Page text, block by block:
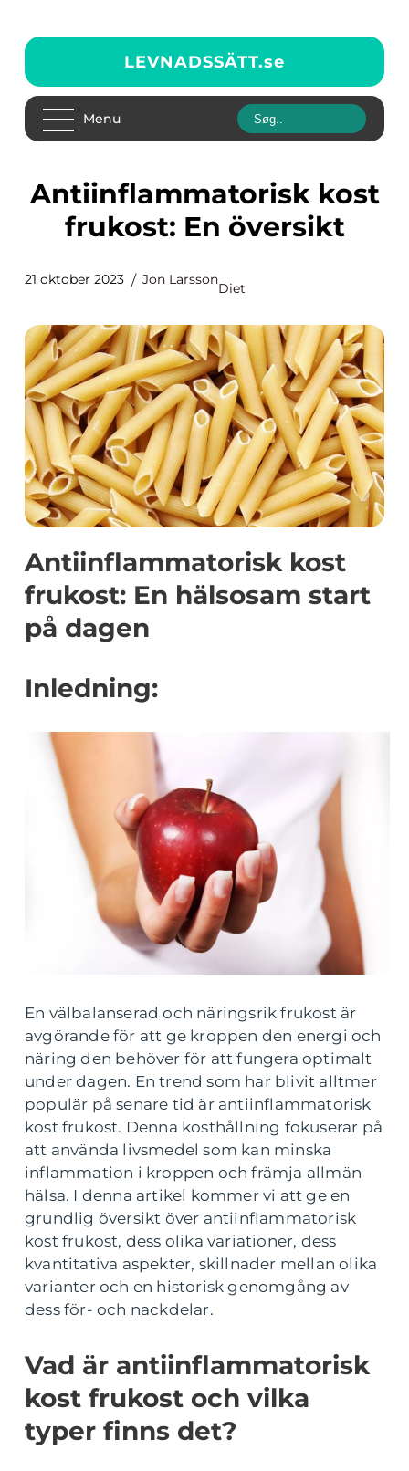
LEVNADSSÄTT.se
Menu
Antiinflammatorisk kost
frukost: En översikt
21 oktober 2023 Jon Larsson
Diet
Antiinflammatorisk kost
frukost: En hälsosam start
på dagen
Inledning:
En välbalanserad och näringsrik frukost är
avgörande för att ge kroppen den energi och
näring den behöver för att fungera optimalt
under dagen. En trend som har blivit alltmer
populär på senare tid är antiinflammatorisk
kost frukost. Denna kosthållning fokuserar på
att använda livsmedel som kan minska
inflammation i kroppen och främja allmän
hälsa. I denna artikel kommer vi att ge en
grundlig översikt över antiinflammatorisk
kost frukost, dess olika variationer, dess
kvantitativa aspekter, skillnader mellan olika
varianter och en historisk genomgång av
dess för- och nackdelar.
Vad är antiinflammatorisk
kost frukost och vilka
typer finns det?